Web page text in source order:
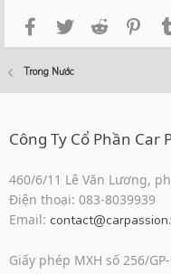
FacebookTwitterReddit
Trong Nước
Công Ty Cổ Phần Car
460/6/11 Lê Văn Lương,
Điện thoại: 083-8039939
Email:
Giấy phép MXH số 256/